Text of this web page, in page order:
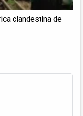
clandestina de